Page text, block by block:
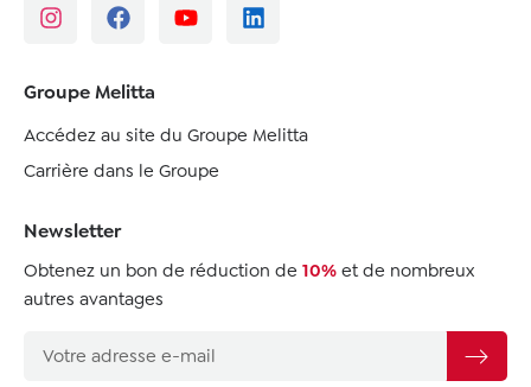
Groupe Melitta
Accédez au site du Groupe Melitta
Carrière dans le Groupe
Newsletter
Obtenez un bon de réduction de 10% et de nombreux
autres avantages